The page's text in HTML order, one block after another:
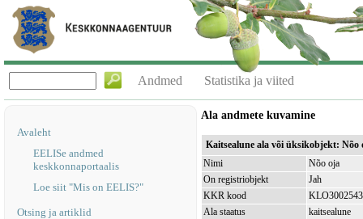
Andmed Statistika ja viited
Avaleht
EELISe andmed
keskkonnaportaalis
Loe siit "Mis on EELIS?"
Otsing ja artiklid
Ala andmete kuvamine
Kaitsealune ala või üksikobjekt: Nõo
Nimi
Nõo oja
On registriobjekt
Jah
KKR kood
KLO3002543
Ala staatus
kaitsealune